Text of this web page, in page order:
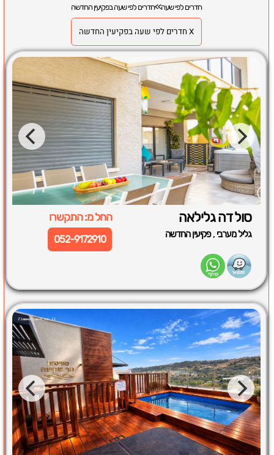
חדרים לפי שעה>>חדרים לפי שעה בפקיעין החדשה
X חדרים לפי שעה בפקיעין החדשה
סול דה גלילאה החל מ: התקשרו
גליל מערבי ,פקיעין החדשה 052-9172910